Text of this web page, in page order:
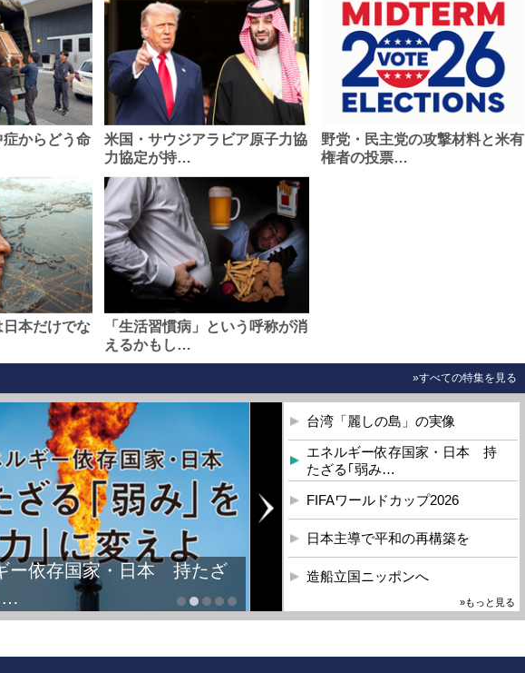
症からどう命
米国・サウジアラビア原子力協
力協定が持…
野党・民主党の攻撃材料と米有
権者の投票…
本だけでな
「生活習慣病」という呼称が消
えるかもし…
»すべての特集を見る
ー依存国家・日本 持たざ
…
台湾「麗しの島」の実像
エネルギー依存国家・日本 持
たざる｢弱み…
FIFAワールドカップ2026
日本主導で平和の再構築を
造船立国ニッポンへ
»もっと見る